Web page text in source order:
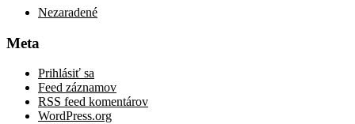
Nezaradené
Meta
Prihlásiť sa
Feed záznamov
RSS feed komentárov
WordPress.org